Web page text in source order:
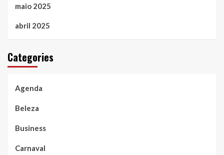
maio 2025
abril 2025
Categories
Agenda
Beleza
Business
Carnaval